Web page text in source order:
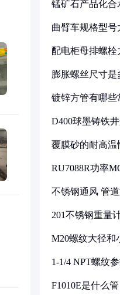
锰矿石产品化合
曲臂车规格型号
配电柜母排螺栓
膨胀螺丝尺寸是
镀锌方管有哪些
D400球墨铸铁
覆膜砂的耐高温
RU7088R功率
不锈钢通风 管
201不锈钢重量
M20螺纹大径和
1-1/4 NPT螺纹
F1010E是什么